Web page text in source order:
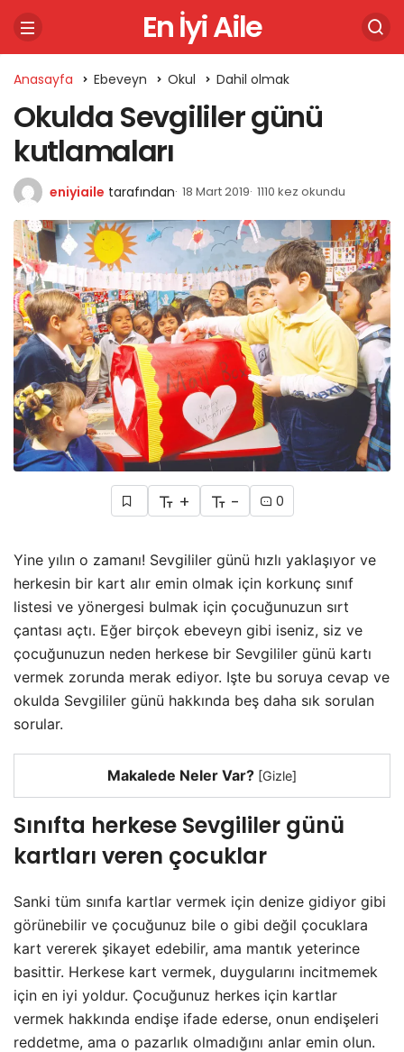
En İyi Aile
Anasayfa Ebeveyn Okul Dahil olmak
Okulda Sevgililer günü
kutlamaları
eniyiaile tarafından 18 Mart 2019 1110 kez okundu
+ - 0
Yine yılın o zamanı! Sevgililer günü hızlı yaklaşıyor ve
herkesin bir kart alır emin olmak için korkunç sınıf
listesi ve yönergesi bulmak için çocuğunuzun sırt
çantası açtı. Eğer birçok ebeveyn gibi iseniz, siz ve
çocuğunuzun neden herkese bir Sevgililer günü kartı
vermek zorunda merak ediyor. Işte bu soruya cevap ve
okulda Sevgililer günü hakkında beş daha sık sorulan
sorular.
Makalede Neler Var? [Gizle]
Sınıfta herkese Sevgililer günü
kartları veren çocuklar
Sanki tüm sınıfa kartlar vermek için denize gidiyor gibi
görünebilir ve çocuğunuz bile o gibi değil çocuklara
kart vererek şikayet edebilir, ama mantık yeterince
basittir. Herkese kart vermek, duygularını incitmemek
için en iyi yoldur. Çocuğunuz herkes için kartlar
vermek hakkında endişe ifade ederse, onun endişeleri
reddetme, ama o pazarlık olmadığını anlar emin olun.